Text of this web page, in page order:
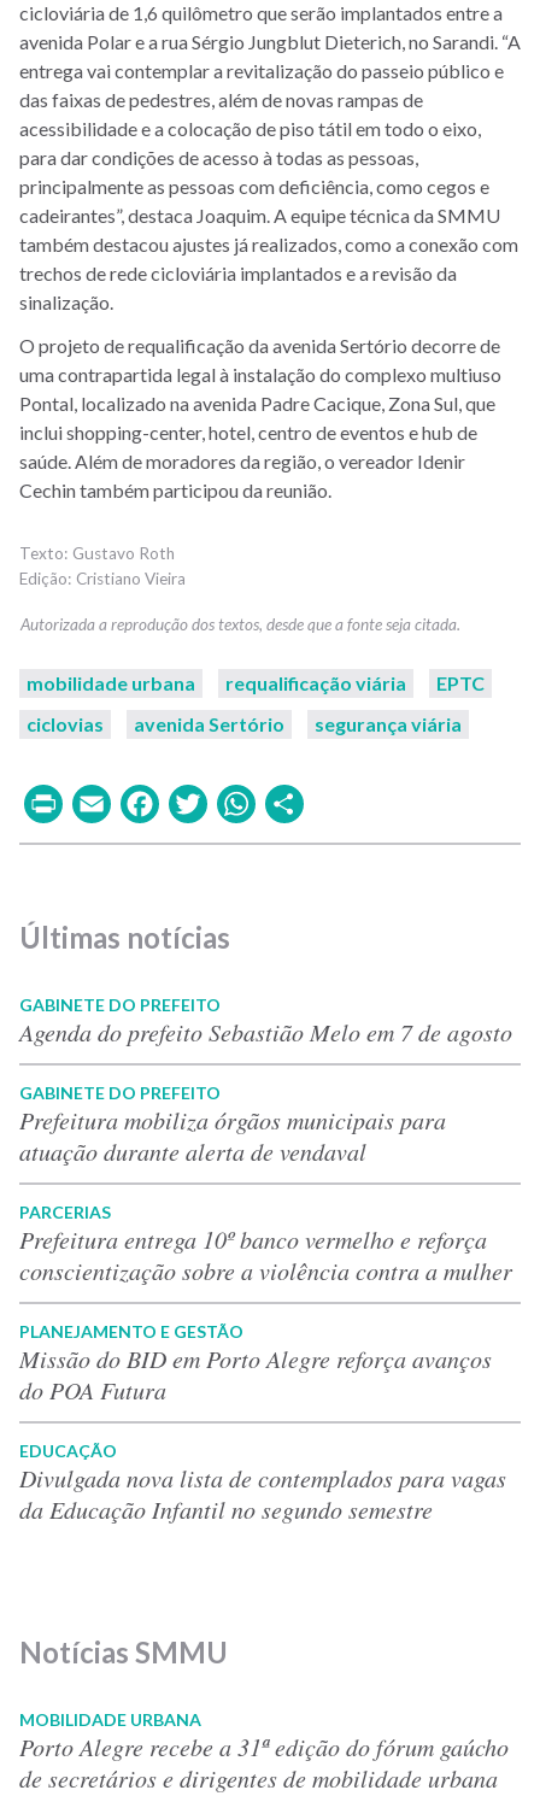
cicloviária de 1,6 quilômetro que serão implantados entre a
avenida Polar e a rua Sérgio Jungblut Dieterich, no Sarandi. “A
entrega vai contemplar a revitalização do passeio público e
das faixas de pedestres, além de novas rampas de
acessibilidade e a colocação de piso tátil em todo o eixo,
para dar condições de acesso à todas as pessoas,
principalmente as pessoas com deficiência, como cegos e
cadeirantes”, destaca Joaquim. A equipe técnica da SMMU
também destacou ajustes já realizados, como a conexão com
trechos de rede cicloviária implantados e a revisão da
sinalização.
O projeto de requalificação da avenida Sertório decorre de
uma contrapartida legal à instalação do complexo multiuso
Pontal, localizado na avenida Padre Cacique, Zona Sul, que
inclui shopping-center, hotel, centro de eventos e hub de
saúde. Além de moradores da região, o vereador Idenir
Cechin também participou da reunião.
Gustavo Roth
Cristiano Vieira
mobilidade urbana requalificação viária
EPTC
ciclovias
avenida Sertório segurança viária
PrintEmailFacebook
TwitterWhatsApp
Últimas notícias
GABINETE DO PREFEITO
Agenda do prefeito Sebastião Melo em 7 de agosto
GABINETE DO PREFEITO
Prefeitura mobiliza órgãos municipais para
atuação durante alerta de vendaval
PARCERIAS
Prefeitura entrega 10º banco vermelho e reforça
conscientização sobre a violência contra a mulher
PLANEJAMENTO E GESTÃO
Missão do BID em Porto Alegre reforça avanços
do POA Futura
EDUCAÇÃO
Divulgada nova lista de contemplados para vagas
da Educação Infantil no segundo semestre
Notícias SMMU
MOBILIDADE URBANA
Porto Alegre recebe a 31ª edição do fórum gaúcho
de secretários e dirigentes de mobilidade urbana